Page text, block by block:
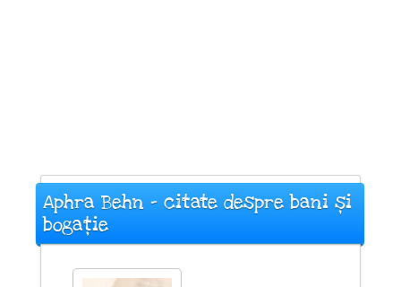
Aphra Behn - citate despre bani și
bogație